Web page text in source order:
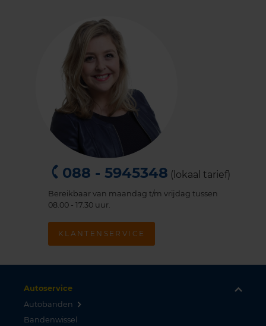
088 - 5945348 (lokaal tarief)
Bereikbaar van maandag t/m vrijdag tussen
08.00 - 17.30 uur.
KLANTENSERVICE
Autoservice
Autobanden
Bandenwissel